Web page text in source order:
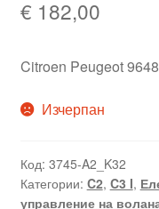
€ 182,00
Citroen Peugeot
Изчерпан
Код: 3745-A2_K32
Категории: C2, C3 I,
управление на